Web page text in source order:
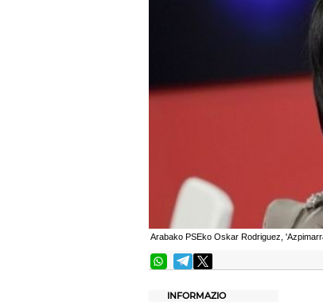
Arabako PSEko Oskar Rodriguez,
INFORMAZIO